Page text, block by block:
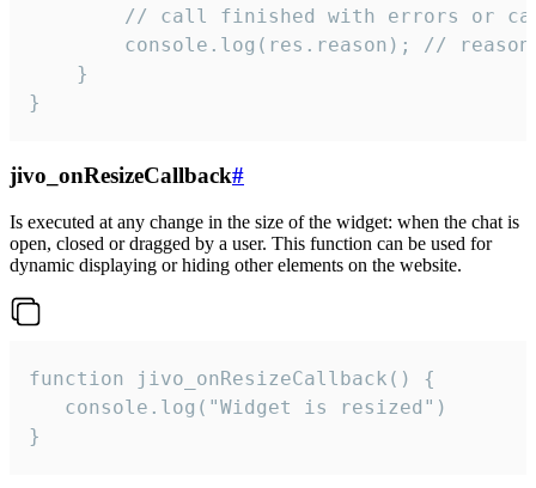
// call finished with errors or
console.log(res.reason); //
    }
}
jivo_onResizeCallback#
Is executed at any change in the size of the widget: when the chat is
open, closed or dragged by a user. This function can be used for
dynamic displaying or hiding other elements on the website.
function jivo_onResizeCallback() {
   console.log("Widget is resized")
}